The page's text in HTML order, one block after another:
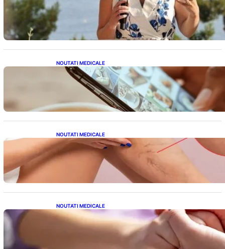
Nașterea prințesei Eugenie la Lisabona: O
alegere plină de semnificație pentru familia
regală britanică
NOUTATI MEDICALE
Revoluția Bateriilor pentru Telefoane:
Avantaje, Provocări și Viitorul Tehnologiei
Energetice
NOUTATI MEDICALE
Varicele și Umflarea Picioarelor pe Caniculă:
Înțelegerea Simptomelor și Măsurilor de
Prevenție
NOUTATI MEDICALE
Creșterea alarmantă a cancerului la tineri: o
analiză detaliată a tendințelor globale